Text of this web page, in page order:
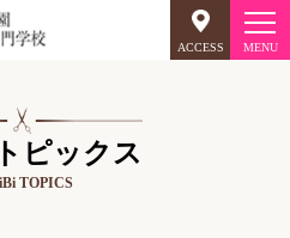
ACCESS
ピックス
TOPICS